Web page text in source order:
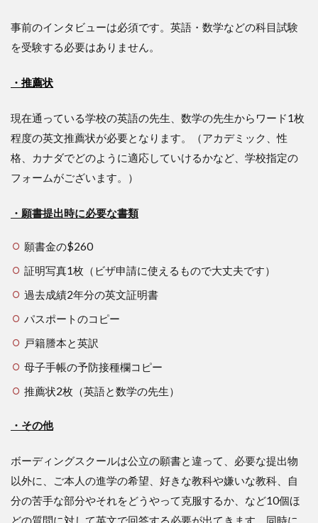
事前のインタビューは必須です。英語・数学などの科目試験
を受験する必要はありません。
・推薦状
現在通っている学校の英語の先生、数学の先生からワード1枚
程度の英文推薦状が必要となります。（アカデミック、性
格、カナダでどのように適応していけるかなど、学校指定の
フォームがございます。）
・願書提出時に必要な書類
願書金の$260
証明写真1枚（ビザ申請に使えるもので大丈夫です）
過去成績2年分の英文証明書
パスポートのコピー
戸籍謄本と英訳
母子手帳の予防接種欄コピー
推薦状2枚（英語と数学の先生）
・その他
ボーディングスクールは公立の願書と違って、必要な提出物
以外に、ご本人の進学の希望、好きな教科や嫌いな教科、自
分の苦手な部分やそれをどうやって克服するか、など10個ほ
どの質問に対して英文で回答する必要が出てきます。同時に